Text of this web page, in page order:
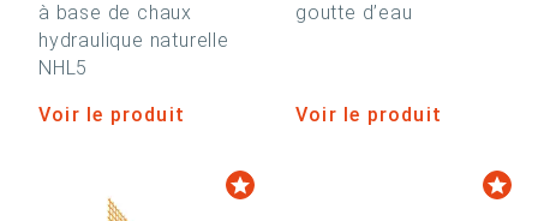
à base de chaux
hydraulique naturelle
NHL5
Voir le produit
goutte d’eau
Voir le produit